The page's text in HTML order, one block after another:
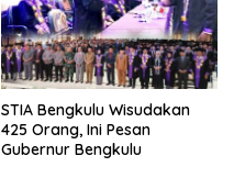
STIA Bengkulu Wisudakan
425 Orang, Ini Pesan
Gubernur Bengkulu